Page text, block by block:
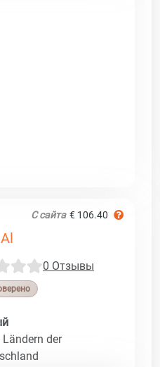
С сайта € 106.40
0 Отзывы
der